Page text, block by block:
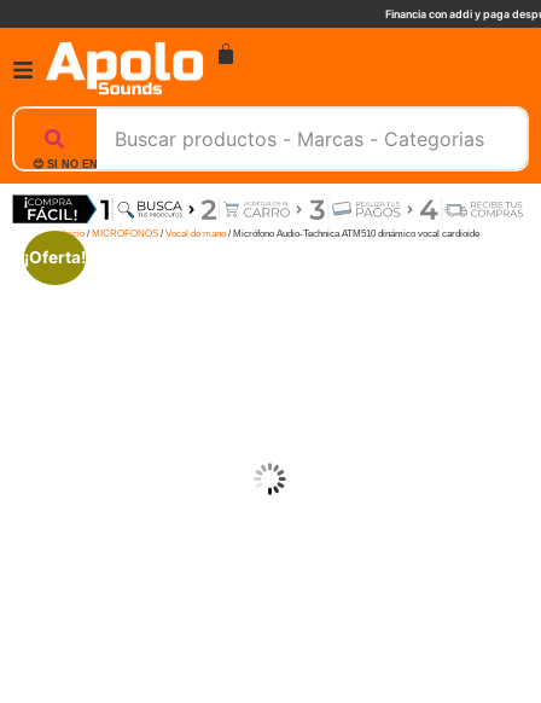
Financia con addi y paga
😊 SI NO ENCUENTRAS UN PRODUCTO, NOSOTROS TE AYUDAMOS, ESCRIBENOS. 📲
Inicio/ MICROFONOS/ Vocal de mano/ Micrófono Audio-Technica ATM510 dinámico vocal cardioide
¡Oferta!